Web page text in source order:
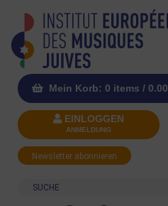
Mein Korb: 0 items / 0.00
EINLOGGEN
ANMELDUNG
Newsletter abonnieren
Suche